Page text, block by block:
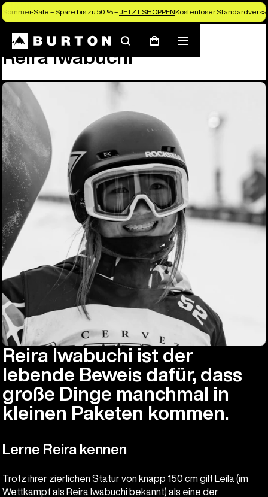
Sommer-Sale – Spare bis zu 50 % – JETZT SHOPPENKostenloser
SuchenWarenkorb
Menü
Reira Iwabuchi
Reira Iwabuchi ist der
lebende Beweis dafür, dass
große Dinge manchmal in
kleinen Paketen kommen.
Lerne Reira kennen
Trotz ihrer zierlichen Statur von knapp 150 cm gilt Leila (im
Wettkampf als Reira Iwabuchi bekannt) als eine der